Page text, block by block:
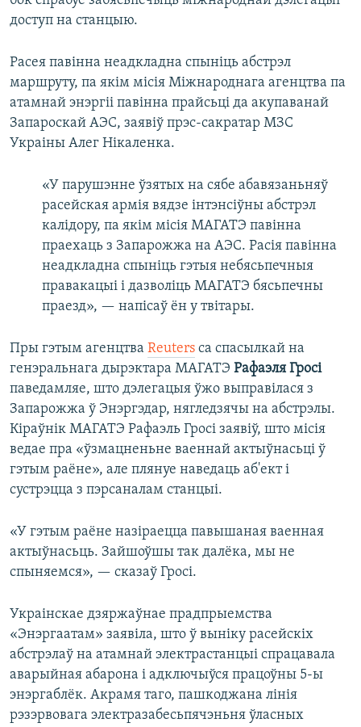
доступ на станцыю.
Расея павінна неадкладна спыніць абстрэл
маршруту, па якім місія Міжнароднага агенцтва па
атамнай энэргіі павінна прайсьці да акупаванай
Запароскай АЭС, заявіў прэс-сакратар МЗС
Украіны Алег Нікаленка.
«У парушэнне ўзятых на сябе абавязаньняў
расейская армія вядзе інтэнсіўны абстрэл
калідору, па якім місія МАГАТЭ павінна
праехаць з Запарожжа на АЭС. Расія павінна
неадкладна спыніць гэтыя небясьпечныя
правакацыі і дазволіць МАГАТЭ бясьпечны
праезд», — напісаў ён у твітары.
Пры гэтым агенцтва Reuters са спасылкай на
генэральнага дырэктара МАГАТЭ Рафаэля Гросі
паведамляе, што дэлегацыя ўжо выправілася з
Запарожжа ў Энэргэдар, нягледзячы на абстрэлы.
Кіраўнік МАГАТЭ Рафаэль Гросі заявіў, што місія
ведае пра «ўзмацненьне ваеннай актыўнасьці ў
гэтым раёне», але плянуе наведаць аб'ект і
сустрэцца з пэрсаналам станцыі.
«У гэтым раёне назіраецца павышаная ваенная
актыўнасьць. Зайшоўшы так далёка, мы не
спыняемся», — сказаў Гросі.
Украінскае дзяржаўнае прадпрыемства
«Энэргаатам» заявіла, што ў выніку расейскіх
абстрэлаў на атамнай электрастанцыі спрацавала
аварыйная абарона і адключыўся працоўны 5-ы
энэргаблёк. Акрамя таго, пашкоджана лінія
рэзэрвовага электразабесьпячэньня ўласных